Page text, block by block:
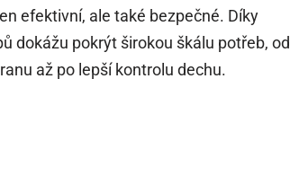
efektivní, ale také bezpečné. Díky
dokážu pokrýt širokou škálu potřeb, od
až po lepší kontrolu dechu.